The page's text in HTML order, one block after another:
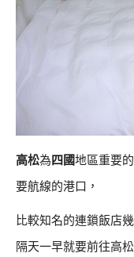
高松為 四國地區重要
要航線的港口，
比較知名的連鎖飯店
隔天一早就要前往高